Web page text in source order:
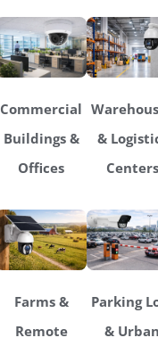
Commercial
Buildings &
Offices
&
Centers
Farms &
Remote
Parking
& Urban